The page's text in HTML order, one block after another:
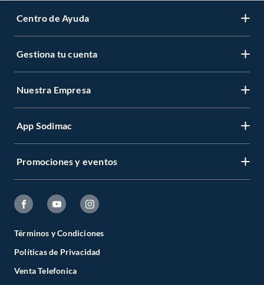
Centro de Ayuda
Gestiona tu cuenta
Nuestra Empresa
App Sodimac
Promociones y eventos
Términos y Condiciones
Políticas de Privacidad
Venta Telefonica